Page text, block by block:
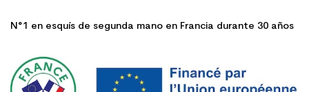
N°1 en esquís de segunda mano en Francia durante 30 años